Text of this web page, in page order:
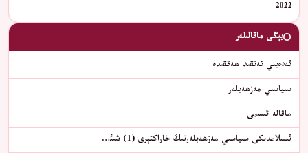
2022
يېڭى ماقالىلەر
ئەدەبىي تەنقىد ھەققىدە
سىياسىي مەزھەبلەر
ماقالە ئىسمى
ئىسلامدىكى سىياسىي مەزھەبلەرنىڭ خاراكتېرى (1) شىئ…